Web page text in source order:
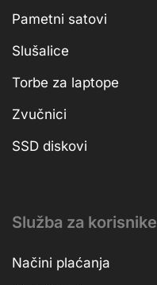
Pametni satovi
Slušalice
Torbe za laptope
Zvučnici
SSD diskovi
Služba za korisnike
Načini plaćanja